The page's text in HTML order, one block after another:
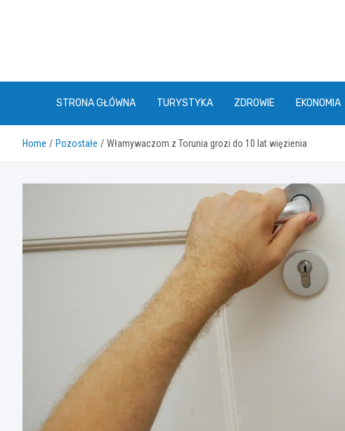
STRONA GŁÓWNA TURYSTYKA ZDROWIE EKONOMIA
Home Pozostałe Włamywaczom z Torunia grozi do 10 lat więzienia